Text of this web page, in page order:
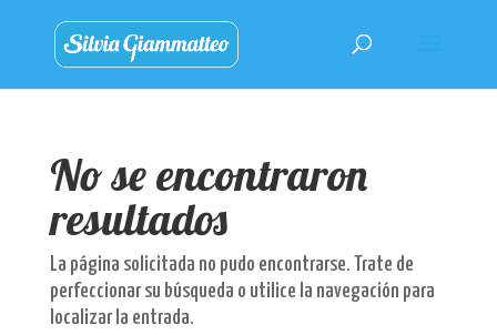
No se encontraron
resultados
La página solicitada no pudo encontrarse. Trate de
perfeccionar su búsqueda o utilice la navegación para
localizar la entrada.